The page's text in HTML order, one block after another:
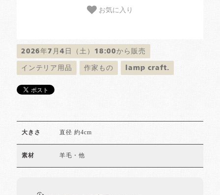
お気に入り
2026年7月4日（土）18:00から販売
インテリア用品 作家もの lamp craft.
大きさ 直径 約4cm
素材 羊毛・他